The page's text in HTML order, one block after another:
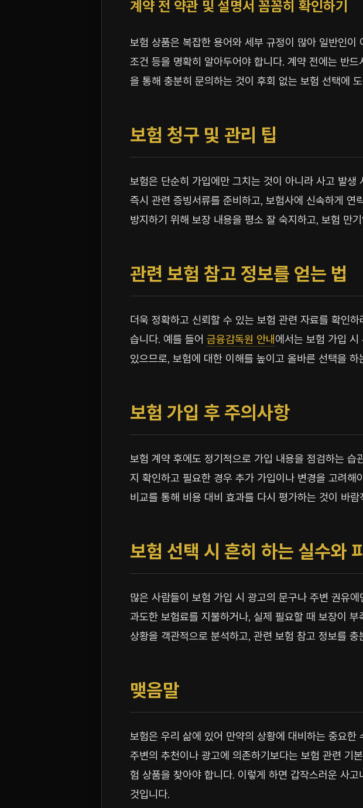
계약 전 약관 및 설명서 꼼꼼히 확인하기
보험 상품은 복잡한 용어와 세부 규정이 많아 일반인
조건 등을 명확히 알아두어야 합니다. 계약 전에는 반
을 통해 충분히 문의하는 것이 후회 없는 보험 선택에
보험 청구 및 관리 팁
보험은 단순히 가입에만 그치는 것이 아니라 사고 발
즉시 관련 증빙서류를 준비하고, 보험사에 신속하게
방지하기 위해 보장 내용을 평소 잘 숙지하고, 보험 만
관련 보험 참고 정보를 얻는 법
더욱 정확하고 신뢰할 수 있는 보험 관련 자료를 확인
습니다. 예를 들어 금융감독원 안내에서는 보험 가입
있으므로, 보험에 대한 이해를 높이고 올바른 선택을
보험 가입 후 주의사항
보험 계약 후에도 정기적으로 가입 내용을 점검하는
지 확인하고 필요한 경우 추가 가입이나 변경을 고려
비교를 통해 비용 대비 효과를 다시 평가하는 것이 바람
보험 선택 시 흔히 하는 실수와
많은 사람들이 보험 가입 시 광고의 문구나 주변 권유
과도한 보험료를 지불하거나, 실제 필요할 때 보장이
상황을 객관적으로 분석하고, 관련 보험 참고 정보를
맺음말
보험은 우리 삶에 있어 만약의 상황에 대비하는 중요한
주변의 추천이나 광고에 의존하기보다는 보험 관련 기
험 상품을 찾아야 합니다. 이렇게 하면 갑작스러운 사
것입니다.